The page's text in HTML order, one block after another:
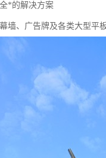
*的解决方案
墙、广告牌及各类大型平